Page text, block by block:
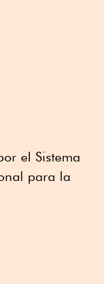
el Sistema
para la